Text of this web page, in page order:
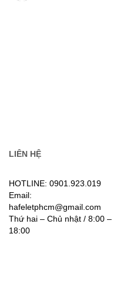
LIÊN HỆ
HOTLINE: 0901.923.019
Email:
hafeletphcm@gmail.com
Thứ hai – Chủ nhật / 8:00 –
18:00